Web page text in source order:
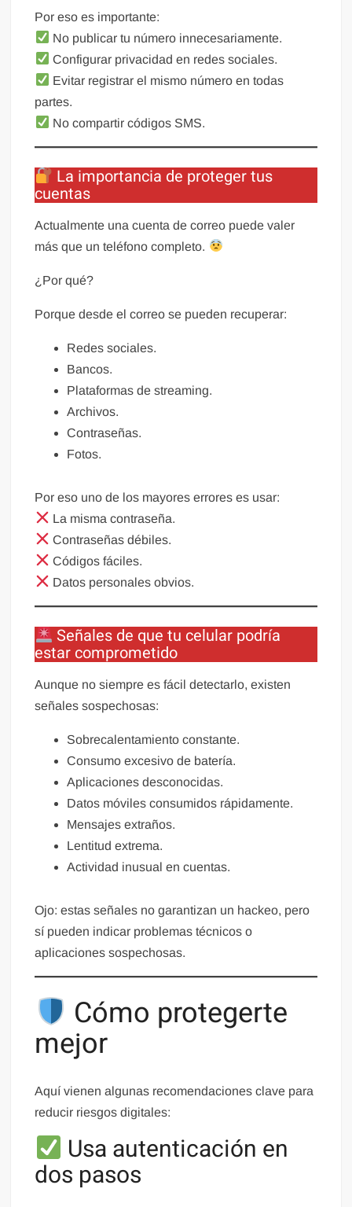
Por eso es importante:
No publicar tu número innecesariamente.
Configurar privacidad en redes sociales.
Evitar registrar el mismo número en todas
partes.
No compartir códigos SMS.
La importancia de proteger tus
cuentas
Actualmente una cuenta de correo puede valer
más que un teléfono completo.
¿Por qué?
Porque desde el correo se pueden recuperar:
Redes sociales.
Bancos.
Plataformas de streaming.
Archivos.
Contraseñas.
Fotos.
Por eso uno de los mayores errores es usar:
La misma contraseña.
Contraseñas débiles.
Códigos fáciles.
Datos personales obvios.
Señales de que tu celular podría
estar comprometido
Aunque no siempre es fácil detectarlo, existen
señales sospechosas:
Sobrecalentamiento constante.
Consumo excesivo de batería.
Aplicaciones desconocidas.
Datos móviles consumidos rápidamente.
Mensajes extraños.
Lentitud extrema.
Actividad inusual en cuentas.
Ojo: estas señales no garantizan un hackeo, pero
sí pueden indicar problemas técnicos o
aplicaciones sospechosas.
Cómo protegerte
mejor
Aquí vienen algunas recomendaciones clave para
reducir riesgos digitales:
Usa autenticación en
dos pasos